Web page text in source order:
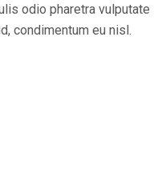
odio pharetra vulputate
condimentum eu nisl.